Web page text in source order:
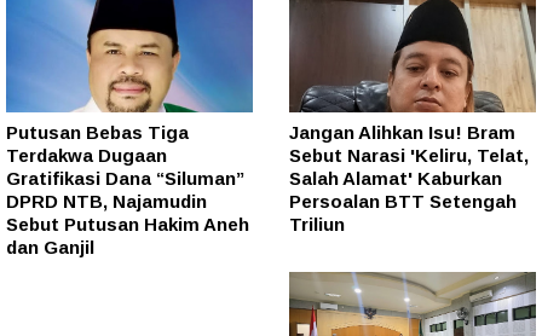
Putusan Bebas Tiga
Terdakwa Dugaan
Gratifikasi Dana “Siluman”
DPRD NTB, Najamudin
Sebut Putusan Hakim Aneh
dan Ganjil
Jangan Alihkan Isu! Bram
Sebut Narasi 'Keliru, Telat,
Salah Alamat' Kaburkan
Persoalan BTT Setengah
Triliun